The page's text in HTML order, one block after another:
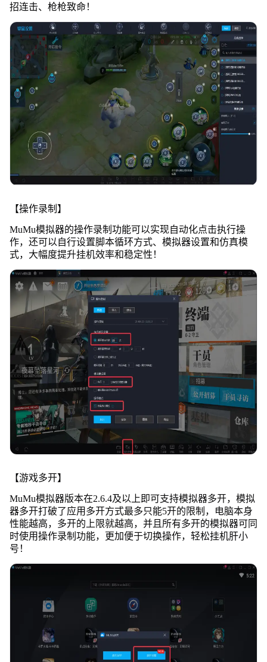
招连击、枪枪致命！
【操作录制】
MuMu模拟器的操作录制功能可以实现自动化点击执行操
作，还可以自行设置脚本循环方式、模拟器设置和仿真模
式，大幅度提升挂机效率和稳定性！
【游戏多开】
MuMu模拟器版本在2.6.4及以上即可支持模拟器多开，模拟
器多开打破了应用多开方式最多只能5开的限制，电脑本身
性能越高，多开的上限就越高，并且所有多开的模拟器可同
时使用操作录制功能，更加便于切换操作，轻松挂机肝小
号！